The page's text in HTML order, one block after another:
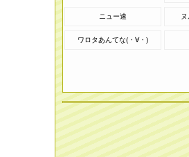
ニュー速
ワロタあんてな(・∀・)